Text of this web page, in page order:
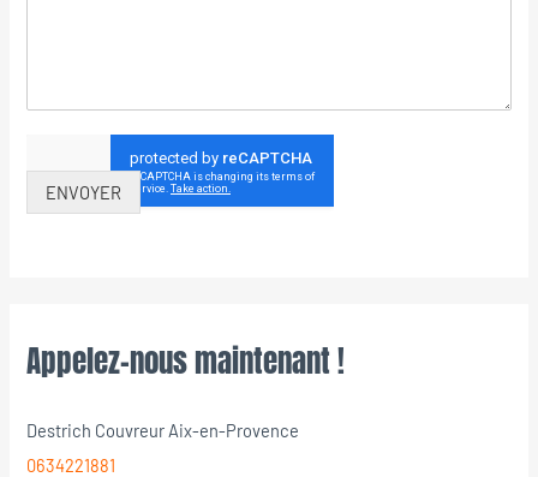
ENVOYER
Appelez-nous maintenant !
Destrich Couvreur Aix-en-Provence
0634221881